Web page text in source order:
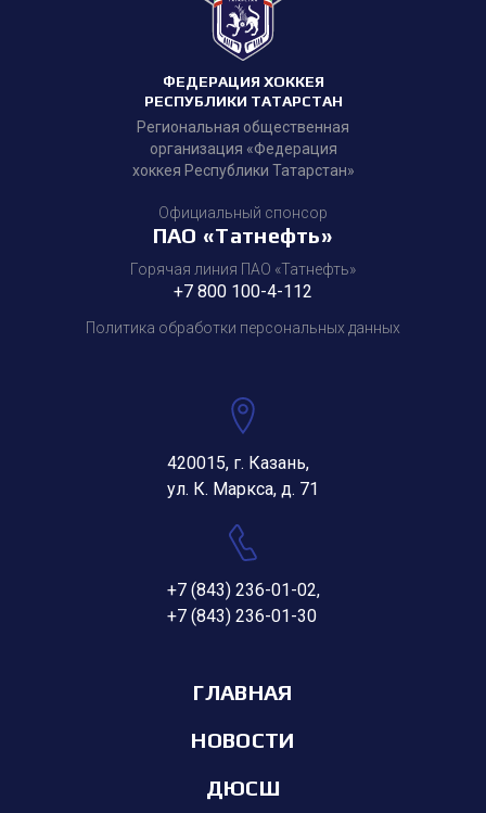
ФЕДЕРАЦИЯ ХОККЕЯ
РЕСПУБЛИКИ ТАТАРСТАН
Региональная общественная
организация «Федерация
хоккея Республики Татарстан»
Официальный спонсор
ПАО «Татнефть»
Горячая линия ПАО «Татнефть»
+7 800 100-4-112
Политика обработки персональных данных
420015, г. Казань,
ул. К. Маркса, д. 71
+7 (843) 236-01-02,
+7 (843) 236-01-30
ГЛАВНАЯ
НОВОСТИ
ДЮСШ